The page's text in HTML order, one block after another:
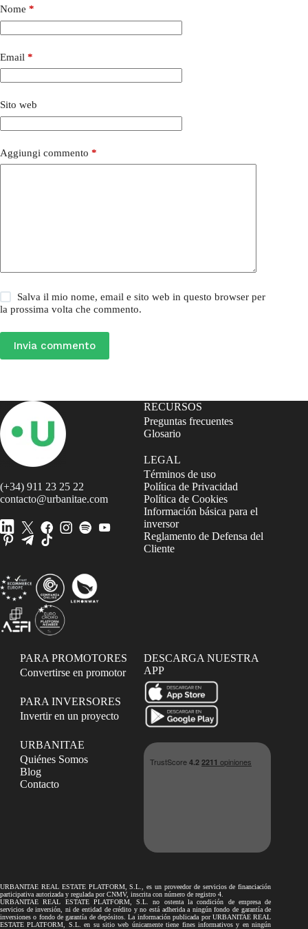
Nome *
Email *
Sito web
Aggiungi commento *
Salva il mio nome, email e sito web in questo browser per
la prossima volta che commento.
Invia commento
(+34) 911 23 25 22
contacto@urbanitae.com
RECURSOS
Preguntas frecuentes
Glosario
LEGAL
Términos de uso
Política de Privacidad
Política de Cookies
Información básica para el
inversor
Reglamento de Defensa del
Cliente
PARA PROMOTORES
Convertirse en promotor
PARA INVERSORES
Invertir en un proyecto
URBANITAE
Quiénes Somos
Blog
Contacto
DESCARGA NUESTRA
APP
URBANITAE REAL ESTATE PLATFORM, S.L., es un proveedor de servicios de financiación
participativa autorizada y regulada por CNMV, inscrita con número de registro 4.
URBANITAE REAL ESTATE PLATFORM, S.L. no ostenta la condición de empresa de
servicios de inversión, ni de entidad de crédito y no está adherida a ningún fondo de garantía de
inversiones o fondo de garantía de depósitos. La información publicada por URBANITAE REAL
ESTATE PLATFORM, S.L. en su sitio web únicamente tiene fines informativos y en ningún